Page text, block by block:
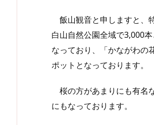
飯山観音と申しますと、
白山自然公園全域で3,000
なっており、「かながわの
ポットとなっております。
桜の方があまりにも有名
にもなっております。